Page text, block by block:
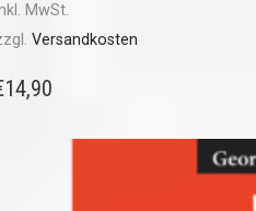
MwSt.
Versandkosten
14,90